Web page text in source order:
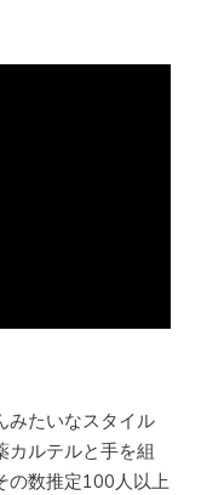
みたいなスタイル
カルテルと手を組
の数推定100人以上